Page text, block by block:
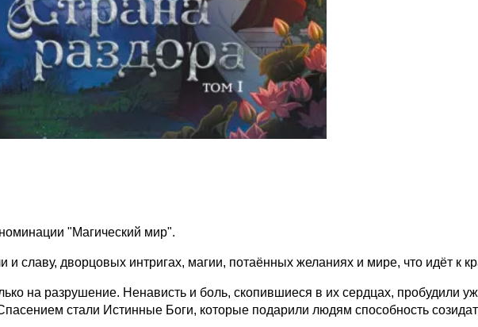
"Магический мир".
и славу, дворцовых интригах, магии, потаённых желаниях и мире, что идёт к
на разрушение. Ненависть и боль, скопившиеся в их сердцах, пробудили
стали Истинные Боги, которые подарили людям способность